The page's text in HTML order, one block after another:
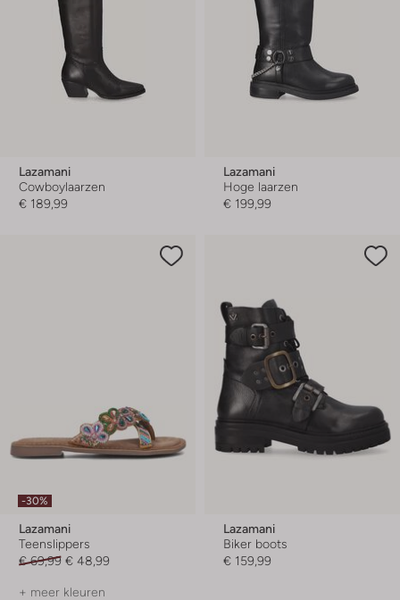
Lazamani
Cowboylaarzen
€ 189,99
Lazamani
Hoge laarzen
€ 199,99
-30%
Lazamani
Teenslippers
€ 69,99 € 48,99
+ meer kleuren
Lazamani
Biker boots
€ 159,99